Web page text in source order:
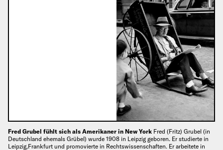
Fred Grubel fühlt sich als Amerikaner in New York Fred (Fritz) Grubel (in
Deutschland ehemals Grübel) wurde 1908 in Leipzig geboren. Er studierte in
Leipzig,Frankfurt und promovierte in Rechtswissenschaften. Er arbeitete in